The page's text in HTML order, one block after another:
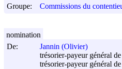
Groupe:
Commissions du
De:
Jannin (Olivier)
trésorier-payeur général
trésorier-payeur général
nomination